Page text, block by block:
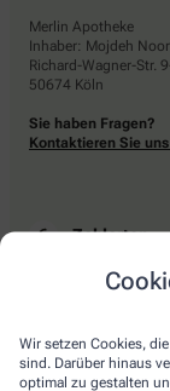
Wir setzen Cookies,
sind. Darüber hinaus
optimal zu gestalten
Merlin Apotheke
Inhaber: Mojdeh
Richard-Wagner-Str.
50674 Köln
Sie haben Fragen?
Kontaktieren Sie
Zahlarten
Bar oder mit einer
Lieferarten